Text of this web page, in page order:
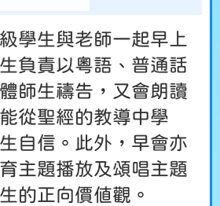
學生與老師一起早上
負責以粵語、普通話
師生禱告，又會朗讀
從聖經的教導中學
自信。此外，早會亦
主題播放及頌唱主題
的正向價值觀。